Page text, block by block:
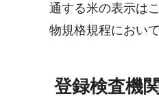
通する米の表示は
物規格規程におい
登録検査機